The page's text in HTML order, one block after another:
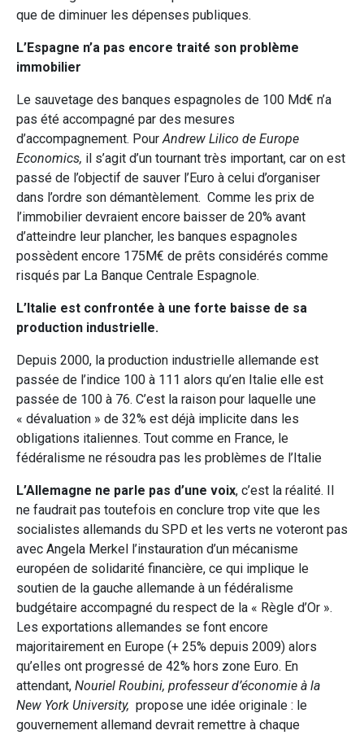
que de diminuer les dépenses publiques.
L’Espagne n’a pas encore traité son problème
immobilier
Le sauvetage des banques espagnoles de 100 Md€ n’a
pas été accompagné par des mesures
d’accompagnement. Pour Andrew Lilico de Europe
Economics, il s’agit d’un tournant très important, car on est
passé de l’objectif de sauver l’Euro à celui d’organiser
dans l’ordre son démantèlement. Comme les prix de
l’immobilier devraient encore baisser de 20% avant
d’atteindre leur plancher, les banques espagnoles
possèdent encore 175M€ de prêts considérés comme
risqués par La Banque Centrale Espagnole.
L’Italie est confrontée à une forte baisse de sa
production industrielle.
Depuis 2000, la production industrielle allemande est
passée de l’indice 100 à 111 alors qu’en Italie elle est
passée de 100 à 76. C’est la raison pour laquelle une
« dévaluation » de 32% est déjà implicite dans les
obligations italiennes. Tout comme en France, le
fédéralisme ne résoudra pas les problèmes de l’Italie
L’Allemagne ne parle pas d’une voix, c’est la réalité. Il
ne faudrait pas toutefois en conclure trop vite que les
socialistes allemands du SPD et les verts ne voteront pas
avec Angela Merkel l’instauration d’un mécanisme
européen de solidarité financière, ce qui implique le
soutien de la gauche allemande à un fédéralisme
budgétaire accompagné du respect de la « Règle d’Or ».
Les exportations allemandes se font encore
majoritairement en Europe (+ 25% depuis 2009) alors
qu’elles ont progressé de 42% hors zone Euro. En
attendant, Nouriel Roubini, professeur d’économie à la
New York University, propose une idée originale : le
gouvernement allemand devrait remettre à chaque